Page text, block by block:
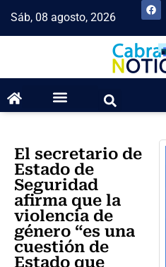
Sáb, 08 agosto, 2026
El secretario de
Estado de
Seguridad
afirma que la
violencia de
género “es una
cuestión de
Estado que